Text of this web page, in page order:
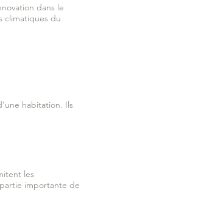
dans le
climatiques du
habitation. Ils
les
importante de